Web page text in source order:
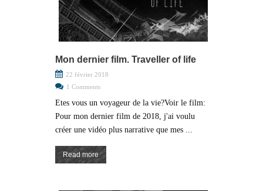
Mon dernier film. Traveller of life
22 février 2018
1 Comments
Etes vous un voyageur de la vie?Voir le film:
Pour mon dernier film de 2018, j'ai voulu
créer une vidéo plus narrative que mes ...
Read more